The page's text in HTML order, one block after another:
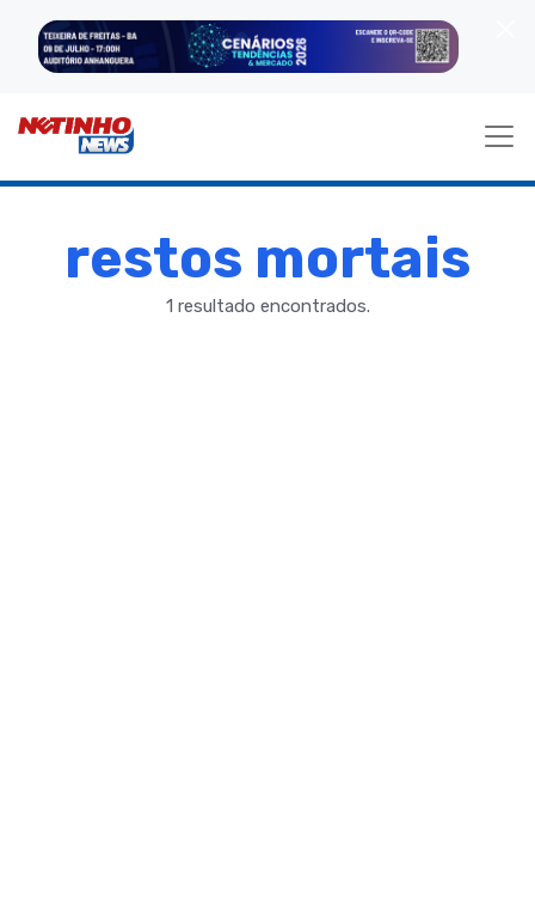
restos mortais
1 resultado encontrados.